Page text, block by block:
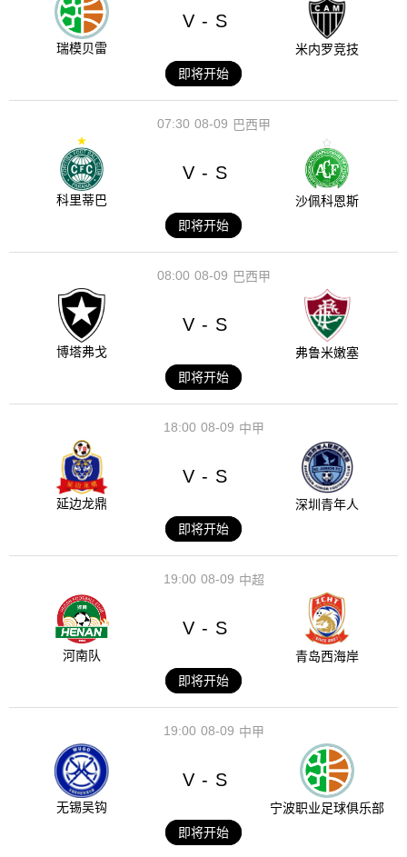
瑞模贝雷
V - S
米内罗竞技
即将开始
08-09
07:30 巴西甲
科里蒂巴
V - S
沙佩科恩斯
即将开始
08-09
08:00 巴西甲
博塔弗戈
V - S
弗鲁米嫩塞
即将开始
08-09
18:00 中甲
延边龙鼎
V - S
深圳青年人
即将开始
08-09
19:00 中超
河南队
V - S
青岛西海岸
即将开始
08-09
19:00 中甲
无锡吴钩
V - S
宁波职业足球俱乐部
即将开始